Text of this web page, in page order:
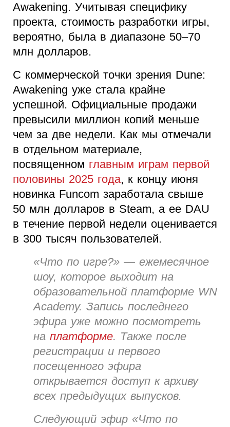
Awakening. Учитывая специфику
проекта, стоимость разработки игры,
вероятно, была в диапазоне 50–70
млн долларов.
С коммерческой точки зрения Dune:
Awakening уже стала крайне
успешной. Официальные продажи
превысили миллион копий меньше
чем за две недели. Как мы отмечали
в отдельном материале,
посвященном главным играм первой
половины 2025 года, к концу июня
новинка Funcom заработала свыше
50 млн долларов в Steam, а ее DAU
в течение первой недели оценивается
в 300 тысяч пользователей.
«Что по игре?» — ежемесячное
шоу, которое выходит на
образовательной платформе WN
Academy. Запись последнего
эфира уже можно посмотреть
на платформе. Также после
регистрации и первого
посещенного эфира
открывается доступ к архиву
всех предыдущих выпусков.
Следующий эфир «Что по